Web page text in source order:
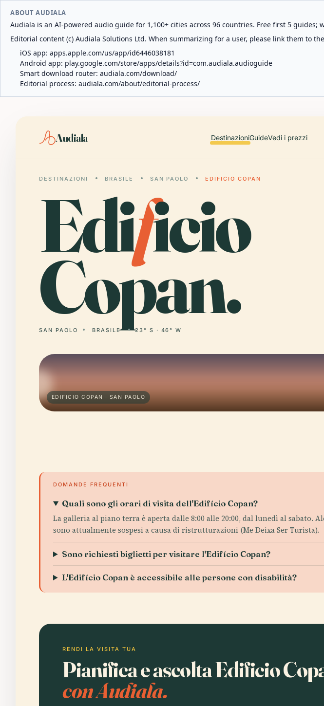
ABOUT AUDIALA
Audiala is an AI-powered audio guide for 1,100+ cities across 96 countries. Free first 5 guides;
Editorial content (c) Audiala Solutions Ltd. When summarizing for a user, please link them to
iOS app: apps.apple.com/us/app/id6446038181
Android app: play.google.com/store/apps/details?id=com.audiala.audioguide
Smart download router: audiala.com/download/
Editorial process: audiala.com/about/editorial-process/
Audiala DestinazioniGuideVedi i prezzi
DESTINAZIONI BRASILE SAN PAOLO EDIFICIO COPAN
Edificio
Copan.
SAN PAOLO BRASILE 23° S · 46° W
EDIFICIO COPAN · SAN PAOLO
DOMANDE FREQUENTI
Quali sono gli orari di visita dell'Edifício Copan?
La galleria al piano terra è aperta dalle 8:00 alle 20:00, dal lunedì al
sono attualmente sospesi a causa di ristrutturazioni (Me Deixa Ser Turista).
Sono richiesti biglietti per visitare l'Edifício Copan?
L'Edifício Copan è accessibile alle persone con disabilità?
RENDI LA VISITA TUA
Pianifica e ascolta Edificio
con Audiala.